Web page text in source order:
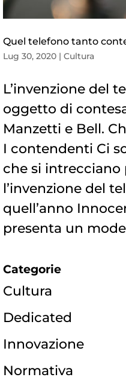
Quel telefono tanto
Lug 30, 2020 | Cultura
L’invenzione del
oggetto di
Manzetti e Bell.
I contendenti Ci
che si intrecciano
l’invenzione del
quell’anno
presenta un
Categorie
Cultura
Dedicated
Innovazione
Normativa